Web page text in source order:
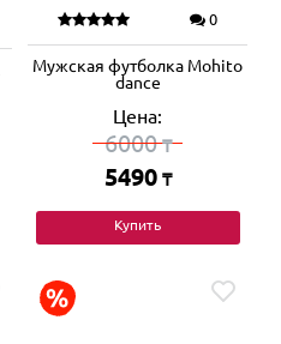
0
Мужская футболка Mohito
dance
Цена:
6000₸
5490 ₸
Купить